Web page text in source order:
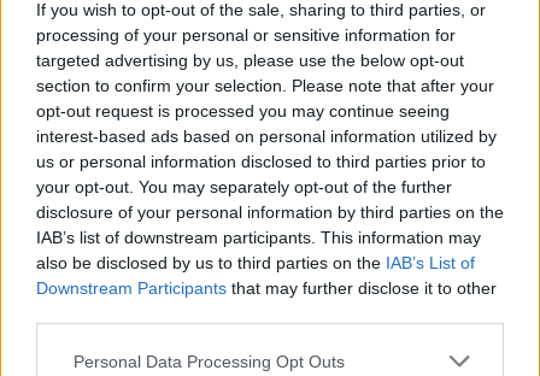
If you wish to opt-out of the sale, sharing to third parties, or
processing of your personal or sensitive information for
targeted advertising by us, please use the below opt-out
section to confirm your selection. Please note that after your
opt-out request is processed you may continue seeing
interest-based ads based on personal information utilized by
us or personal information disclosed to third parties prior to
your opt-out. You may separately opt-out of the further
disclosure of your personal information by third parties on the
IAB’s list of downstream participants. This information may
also be disclosed by us to third parties on the IAB’s List of
Downstream Participants that may further disclose it to other
Personal Data Processing Opt Outs